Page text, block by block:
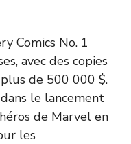
Comics No. 1
avec des copies
de 500 000 $.
le lancement
de Marvel en
les